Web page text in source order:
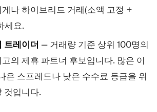
나 하이브리드 거래(소액 고정 +
세요.
트레이더 — 거래량 기준 상위 100명의
의 제휴 파트너 후보입니다. 많은 이
은 스프레드나 낮은 수수료 등급을 위
것입니다.